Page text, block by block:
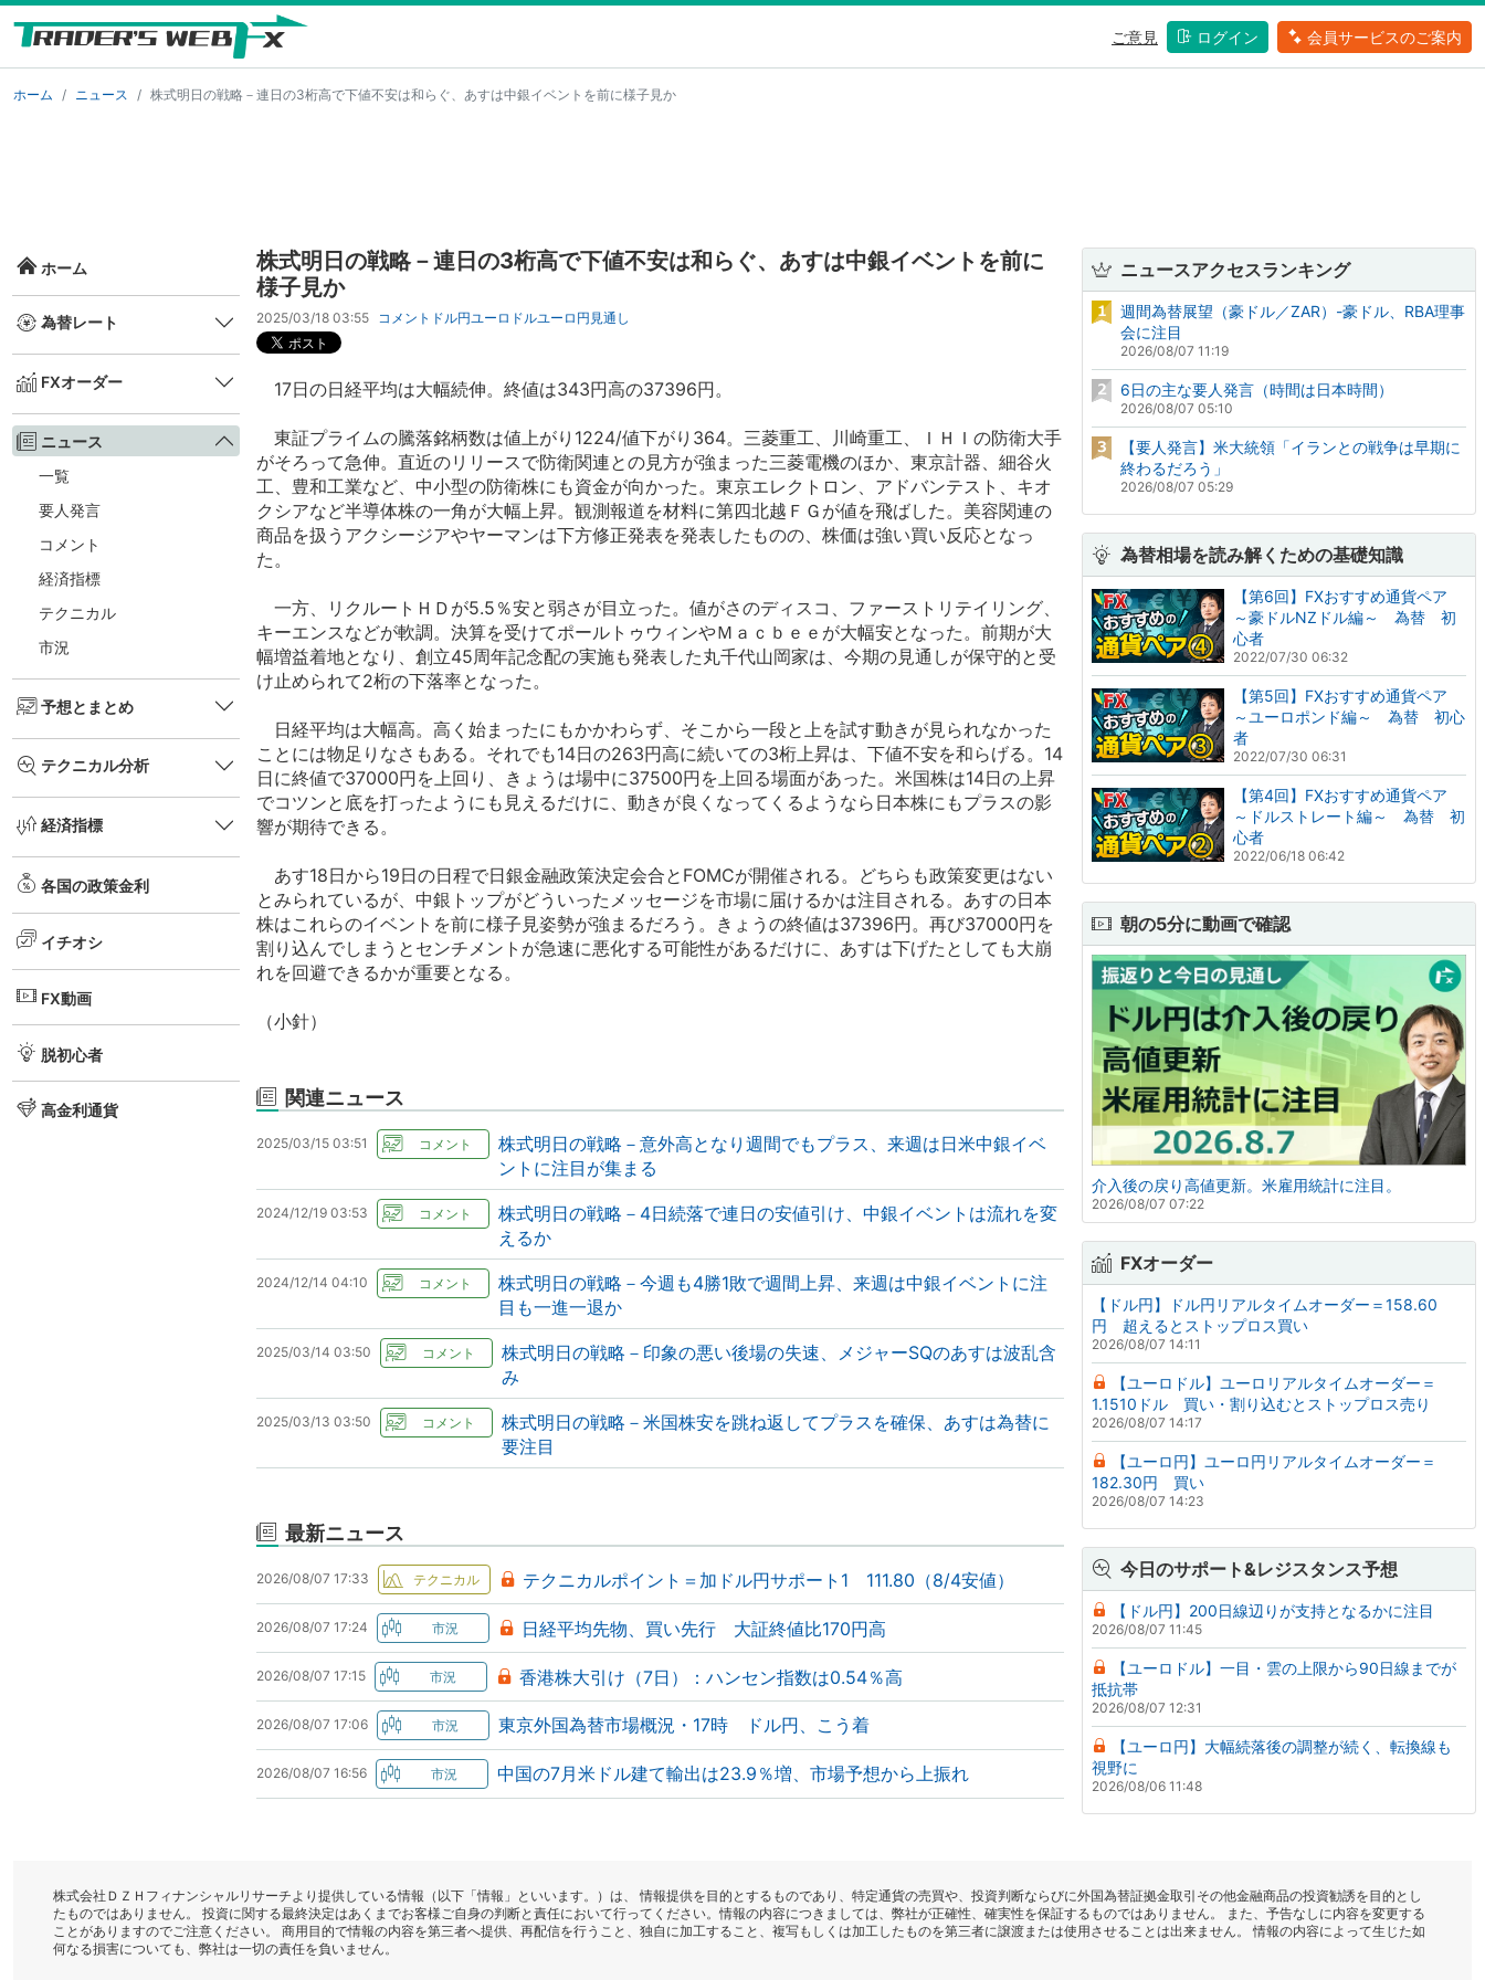
ご意見 ログイン 会員サービスのご案内
ホーム ニュース 株式明日の戦略－連日の3桁高で下値不安は和らぐ、あすは中銀イベントを前に様子見か
ホーム
為替レート
FXオーダー
ニュース
一覧
要人発言
コメント
経済指標
テクニカル
市況
予想とまとめ
テクニカル分析
経済指標
各国の政策金利
イチオシ
FX動画
脱初心者
高金利通貨
株式明日の戦略－連日の3桁高で下値不安は和らぐ、あすは中銀イベントを前に
様子見か
2025/03/18 03:55 コメント ドル円ユーロドルユーロ円 見通し
17日の日経平均は大幅続伸。終値は343円高の37396円。
東証プライムの騰落銘柄数は値上がり1224/値下がり364。三菱重工、川崎重工、ＩＨＩの防衛大手
がそろって急伸。直近のリリースで防衛関連との見方が強まった三菱電機のほか、東京計器、細谷火
工、豊和工業など、中小型の防衛株にも資金が向かった。東京エレクトロン、アドバンテスト、キオ
クシアなど半導体株の一角が大幅上昇。観測報道を材料に第四北越ＦＧが値を飛ばした。美容関連の
商品を扱うアクシージアやヤーマンは下方修正発表を発表したものの、株価は強い買い反応となっ
た。
一方、リクルートＨＤが5.5％安と弱さが目立った。値がさのディスコ、ファーストリテイリング、
キーエンスなどが軟調。決算を受けてポールトゥウィンやＭａｃｂｅｅが大幅安となった。前期が大
幅増益着地となり、創立45周年記念配の実施も発表した丸千代山岡家は、今期の見通しが保守的と受
け止められて2桁の下落率となった。
日経平均は大幅高。高く始まったにもかかわらず、そこから一段と上を試す動きが見られなかった
ことには物足りなさもある。それでも14日の263円高に続いての3桁上昇は、下値不安を和らげる。14
日に終値で37000円を上回り、きょうは場中に37500円を上回る場面があった。米国株は14日の上昇
でコツンと底を打ったようにも見えるだけに、動きが良くなってくるようなら日本株にもプラスの影
響が期待できる。
あす18日から19日の日程で日銀金融政策決定会合とFOMCが開催される。どちらも政策変更はない
とみられているが、中銀トップがどういったメッセージを市場に届けるかは注目される。あすの日本
株はこれらのイベントを前に様子見姿勢が強まるだろう。きょうの終値は37396円。再び37000円を
割り込んでしまうとセンチメントが急速に悪化する可能性があるだけに、あすは下げたとしても大崩
れを回避できるかが重要となる。
（小針）
関連ニュース
2025/03/15 03:51
株式明日の戦略－意外高となり週間でもプラス、来週は日米中銀イベ
ントに注目が集まる
2024/12/19 03:53
株式明日の戦略－4日続落で連日の安値引け、中銀イベントは流れを変
えるか
2024/12/14 04:10
株式明日の戦略－今週も4勝1敗で週間上昇、来週は中銀イベントに注
目も一進一退か
2025/03/14 03:50
株式明日の戦略－印象の悪い後場の失速、メジャーSQのあすは波乱含
み
2025/03/13 03:50
株式明日の戦略－米国株安を跳ね返してプラスを確保、あすは為替に
要注目
最新ニュース
2026/08/07 17:33 テクニカルポイント＝加ドル円サポート1 111.80（8/4安値）
2026/08/07 17:24 日経平均先物、買い先行 大証終値比170円高
2026/08/07 17:15 香港株大引け（7日）：ハンセン指数は0.54％高
2026/08/07 17:06 東京外国為替市場概況・17時 ドル円、こう着
2026/08/07 16:56 中国の7月米ドル建て輸出は23.9％増、市場予想から上振れ
ニュースアクセスランキング
週間為替展望（豪ドル／ZAR）-豪ドル、RBA理事
会に注目
2026/08/07 11:19
6日の主な要人発言（時間は日本時間）
2026/08/07 05:10
【要人発言】米大統領「イランとの戦争は早期に
終わるだろう」
2026/08/07 05:29
為替相場を読み解くための基礎知識
【第6回】FXおすすめ通貨ペア
～豪ドルNZドル編～ 為替 初
心者
2022/07/30 06:32
【第5回】FXおすすめ通貨ペア
～ユーロポンド編～ 為替 初心
者
2022/07/30 06:31
【第4回】FXおすすめ通貨ペア
～ドルストレート編～ 為替 初
心者
2022/06/18 06:42
朝の5分に動画で確認
介入後の戻り高値更新。米雇用統計に注目。
2026/08/07 07:22
FXオーダー
【ドル円】ドル円リアルタイムオーダー＝158.60
円 超えるとストップロス買い
2026/08/07 14:11
【ユーロドル】ユーロリアルタイムオーダー＝
1.1510ドル 買い・割り込むとストップロス売り
2026/08/07 14:17
【ユーロ円】ユーロ円リアルタイムオーダー＝
182.30円 買い
2026/08/07 14:23
今日のサポート&レジスタンス予想
【ドル円】200日線辺りが支持となるかに注目
2026/08/07 11:45
【ユーロドル】一目・雲の上限から90日線までが
抵抗帯
2026/08/07 12:31
【ユーロ円】大幅続落後の調整が続く、転換線も
視野に
2026/08/06 11:48
株式会社ＤＺＨフィナンシャルリサーチより提供している情報（以下「情報」といいます。）は、 情報提供を目的とするものであり、特定通貨の売買や、投資判断ならびに外国為替証拠金取引その他金融商品の投資勧誘を目的とし
たものではありません。 投資に関する最終決定はあくまでお客様ご自身の判断と責任において行ってください。情報の内容につきましては、弊社が正確性、確実性を保証するものではありません。 また、予告なしに内容を変更する
ことがありますのでご注意ください。 商用目的で情報の内容を第三者へ提供、再配信を行うこと、独自に加工すること、複写もしくは加工したものを第三者に譲渡または使用させることは出来ません。 情報の内容によって生じた如
何なる損害についても、弊社は一切の責任を負いません。